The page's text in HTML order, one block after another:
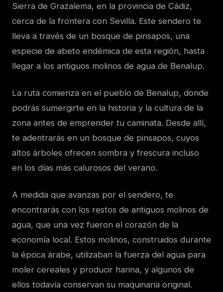
Sierra de Grazalema, en la provincia de Cádiz,
cerca de la frontera con Sevilla. Este sendero te
lleva a través de un bosque de pinsapos, una
especie de abeto endémica de esta región, hasta
llegar a los antiguos molinos de agua de Benalup.
La ruta comienza en el pueblo de Benalup, donde
podrás sumergirte en la historia y la cultura de la
zona antes de emprender tu caminata. Desde allí,
te adentrarás en un bosque de pinsapos, cuyos
altos árboles ofrecen sombra y frescura incluso
en los días más calurosos del verano.
A medida que avanzas por el sendero, te
encontrarás con los restos de antiguos molinos de
agua, que una vez fueron el corazón de la
economía local. Estos molinos, construidos durante
la época árabe, utilizaban la fuerza del agua para
moler cereales y producir harina, y algunos de
ellos todavía conservan su maquinaria original.